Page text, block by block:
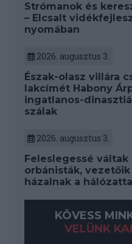
Strómanok és
– Elcsalt
nyomában
2026. augusztus 3.
Észak-olasz villára
lakcímét Habony
ingatlanos-
szálak
2026. augusztus 3.
Feleslegessé
orbánisták,
házalnak a hálózattal
KÖVESS
VELÜNK